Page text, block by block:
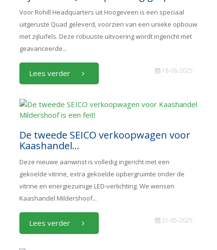
Voor Rohill Headquarters uit Hoogeveen is een speciaal
uitgeruste Quad geleverd, voorzien van een unieke opbouw
met zijluifels. Deze robuuste uitvoering wordt ingericht met
geavanceerde...
Lees verder 18-06-2025
De tweede SEICO verkoopwagen voor
Kaashandel...
Deze nieuwe aanwinst is volledig ingericht met een
gekoelde vitrine, extra gekoelde opbergruimte onder de
vitrine en energiezuinige LED-verlichting. We wensen
Kaashandel Mildershoof...
Lees verder 21-05-2025